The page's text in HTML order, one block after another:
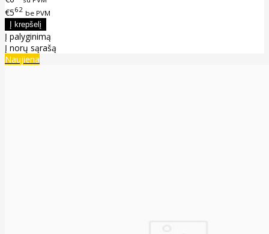
€562 be PVM
Į palyginimą
Į norų sąrašą
Naujiena